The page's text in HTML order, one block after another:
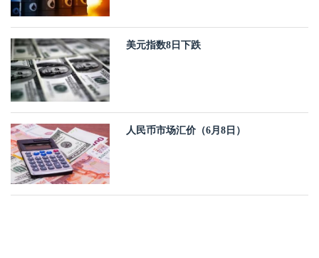
美元指数8日下跌
人民币市场汇价（6月8日）